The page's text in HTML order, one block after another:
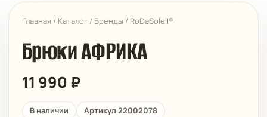
Главная / Каталог / Бренды / RoDaSoleil®
Брюки АФРИКА
11 990 ₽
В наличии
Артикул 22002078